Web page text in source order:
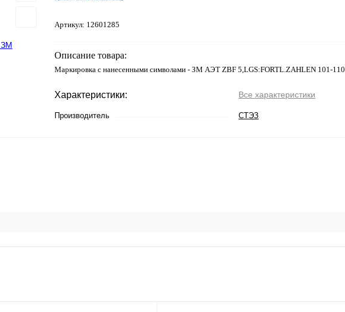
Артикул: 12601285
Описание товара:
Маркировка с нанесенными символами - ЗМ АЭТ ZBF 5,LGS:FORTL.ZAHLEN 101-110
Характеристики: Все характеристики
Производитель СТЭЗ